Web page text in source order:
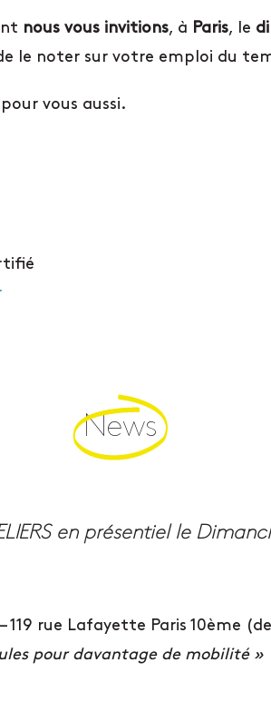
nous vous invitions, à Paris, le
le noter sur votre emploi du
vous aussi.
News
119 rue Lafayette Paris 10ème
pour davantage de mobilité »